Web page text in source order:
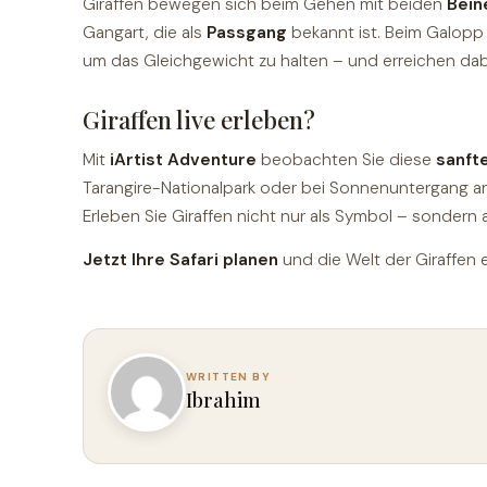
Gangart, die als Passgang bekannt ist. Beim
um das Gleichgewicht zu halten – und erreichen
Giraffen live erleben?
Mit iArtist Adventure beobachten Sie diese
Tarangire-Nationalpark oder bei Sonnenuntergang
Erleben Sie Giraffen nicht nur als Symbol – sondern
Jetzt Ihre Safari planen und die Welt der Giraffen
Ibrahim